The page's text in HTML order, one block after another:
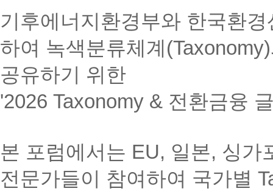
기후에너지환경부와 한국환
하여 녹색분류체계
공유하기 위한
'2026 Taxonomy & 전환금융
본 포럼에서는 EU, 일본, 싱
전문가들이 참여하여 국가별